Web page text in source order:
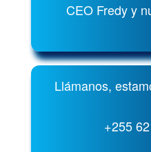
CEO Fredy y
Llámanos,
+255